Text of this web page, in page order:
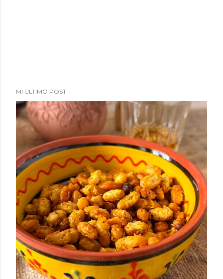
MI ULTIMO POST